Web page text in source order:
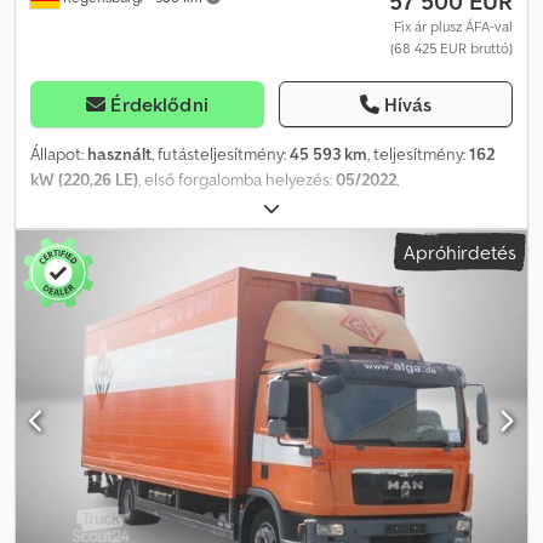
(kormánykerék), 6,9 l – 176 kW dízelmotor, motorfék, pótkeréktartó
a hátsó tengely mögött, tárcsafékek elöl és hátul, hátsó
viszkokuplungos ventilátor, hajlított VOK-05 első tengely,
megengedett össztömeg: 11,99 t. Chodpfx Aioyl D U Io Asa
Fix ár plusz ÁFA-val
(68 425 EUR bruttó)
Érdeklődni Hívás
Állapot: használt, futásteljesítmény:45 593 km, teljesítmény:162
kW (220,26 LE) , első forgalomba helyezés:05/2022
, össztömeg:
2 tengely, szín:fehér, hajtástípus:automata, Felszereltség:ABS,
koromszűrő, légkondicionálás
, Jármű-azonosító szám:
WMA14DZZXNY438635 Futásteljesítmény: 45.593 km - Üzemóra:
2.856 h Saját tömeg: -- kg FELÉPÍTMÉNY: MERLO HORNET Típus 10
Baron LGB mérleggel és nyomtatóval DE műszaki vizsga esedékes
----Rövid fülke Motorfék, digitális tachográf Klíma, tempomat, 3
ülés Első laprugó / hátsó légrugó Tengelytáv: 5.300 mm 150 literes
üzemanyagtartály Magasra húzott kipufogó Gumiabroncsok:
245/70 R 17,5 Változások, közbenső értékesítés és tévedések jogát
kifejezetten fenntartjuk. A leírás kizárólag a jármű általános
azonosítására szolgál, és nem jelent jótállást a vételi jog
értelmében. A szerződésben rögzített leírás az irányadó.
Ajánlatunk általában új műszaki vizsga nélkül értendő.
Apróhirdetés